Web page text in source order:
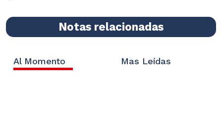
Notas relacionadas
Al Momento Mas Leídas